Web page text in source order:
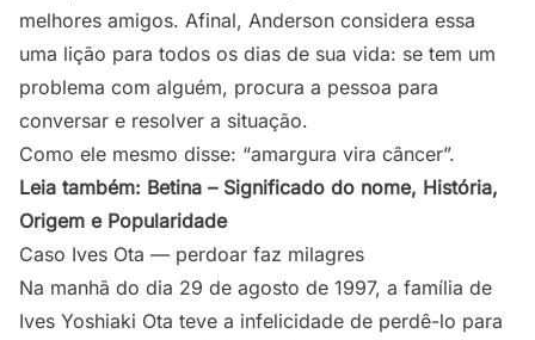
melhores amigos. Afinal, Anderson considera essa
uma lição para todos os dias de sua vida: se tem um
problema com alguém, procura a pessoa para
conversar e resolver a situação.
Como ele mesmo disse: “amargura vira câncer”.
Leia também: Betina – Significado do nome, História,
Origem e Popularidade
Caso Ives Ota — perdoar faz milagres
Na manhã do dia 29 de agosto de 1997, a família de
Ives Yoshiaki Ota teve a infelicidade de perdê-lo para